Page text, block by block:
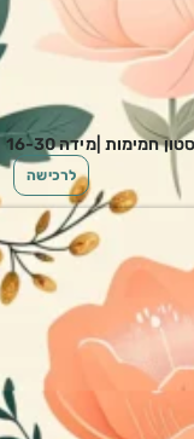
חמימות |מידה 16-30
לרכישה